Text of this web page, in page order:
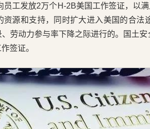
员工发放2万个H-2B美国工作签证，以
源和支持，同时扩大进入美国的合法
劳动力参与率下降之际进行的。国土
签证。